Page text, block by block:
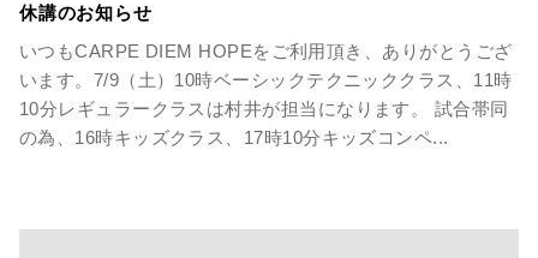
休講のお知らせ
いつもCARPE DIEM HOPEをご利用頂き、ありがとうござ
います。7/9（土）10時ベーシックテクニッククラス、11時
10分レギュラークラスは村井が担当になります。 試合帯同
の為、16時キッズクラス、17時10分キッズコンペ...